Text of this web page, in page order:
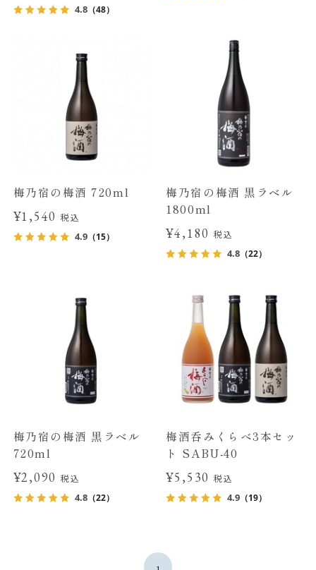
4.8（48）
梅乃宿の梅酒 720ml
¥1,540税込
4.9（15）
梅乃宿の梅酒 黒ラベル
1800ml
¥4,180 税込
4.8 （22）
梅乃宿の梅酒 黒ラベル
720ml
¥2,090税込
4.8（22）
梅酒呑みくらべ3本セッ
ト SABU-40
¥5,530 税込
4.9 （19）